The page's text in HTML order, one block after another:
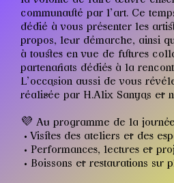
communauté par l’art. Ce
dédié à vous présenter les
propos, leur démarche, ainsi
à toustes en vue de futures
partenariats dédiés à la
L’occasion aussi de vous
réalisée par H.Alix Sanyas et
💜 Au programme de la
• Visites des ateliers et des
• Performances, lectures et
• Boissons et restaurations